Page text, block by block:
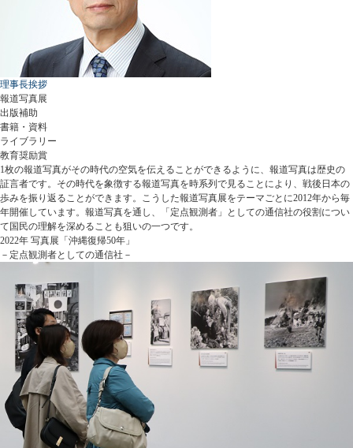
理事長挨拶
報道写真展
出版補助
書籍・資料
ライブラリー
教育奨励賞
1枚の報道写真がその時代の空気を伝えることができるように、報道写真は歴史の
証言者です。その時代を象徴する報道写真を時系列で見ることにより、戦後日本の
歩みを振り返ることができます。こうした報道写真展をテーマごとに2012年から毎
年開催しています。報道写真を通し、「定点観測者」としての通信社の役割につい
て国民の理解を深めることも狙いの一つです。
2022年 写真展「沖縄復帰50年」
－定点観測者としての通信社－